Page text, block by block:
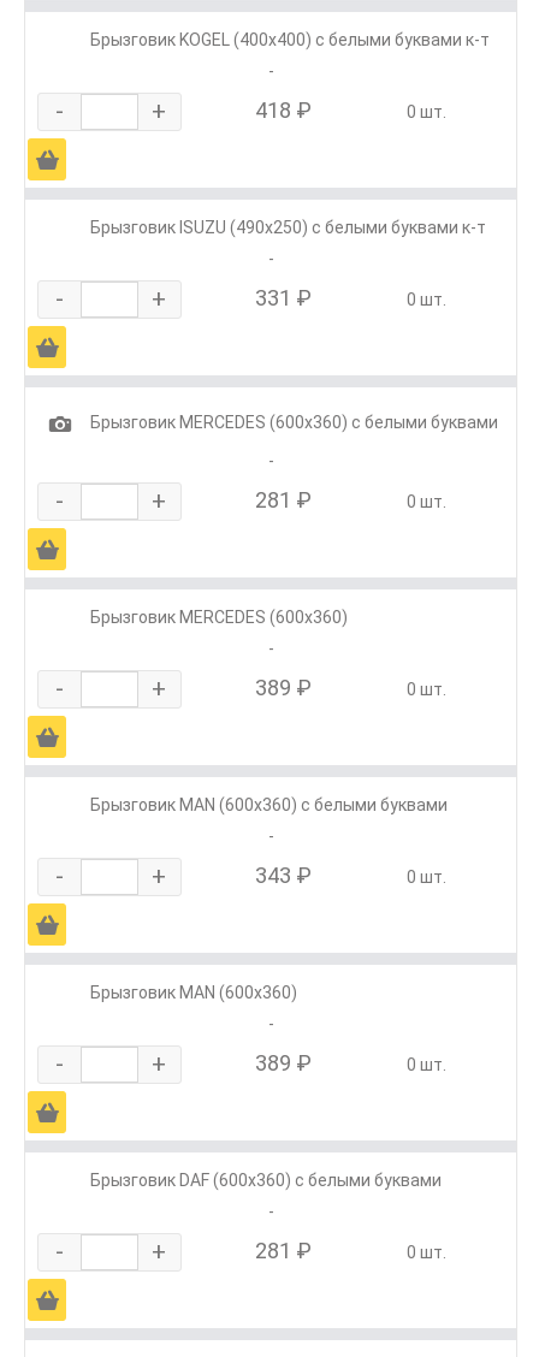
Брызговик KOGEL (400х400) с белыми буквами к-т
-
- + 418 ₽ 0 шт.
Ä
Брызговик ISUZU (490х250) с белыми буквами к-т
-
- + 331 ₽ 0 шт.
Ä
1
Брызговик MERCEDES (600х360) с белыми буквами
-
- + 281 ₽ 0 шт.
Ä
Брызговик MERCEDES (600х360)
-
- + 389 ₽ 0 шт.
Ä
Брызговик MAN (600х360) с белыми буквами
-
- + 343 ₽ 0 шт.
Ä
Брызговик MAN (600х360)
-
- + 389 ₽ 0 шт.
Ä
Брызговик DAF (600х360) с белыми буквами
-
- + 281 ₽ 0 шт.
Ä